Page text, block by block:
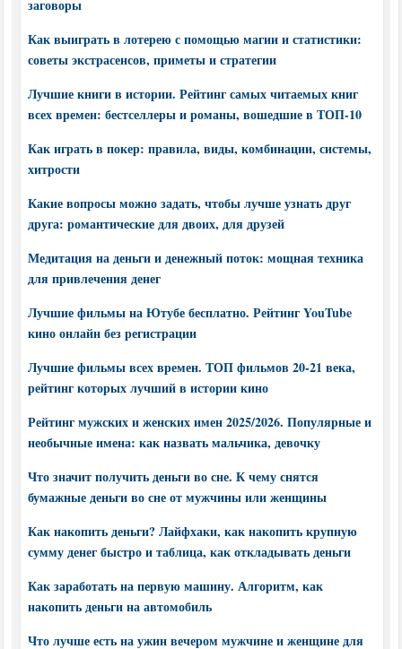
заговоры
Как выиграть в лотерею с помощью магии и статистики:
советы экстрасенсов, приметы и стратегии
Лучшие книги в истории. Рейтинг самых читаемых книг
всех времен: бестселлеры и романы, вошедшие в ТОП-10
Как играть в покер: правила, виды, комбинации, системы,
хитрости
Какие вопросы можно задать, чтобы лучше узнать друг
друга: романтические для двоих, для друзей
Медитация на деньги и денежный поток: мощная техника
для привлечения денег
Лучшие фильмы на Ютубе бесплатно. Рейтинг YouTube
кино онлайн без регистрации
Лучшие фильмы всех времен. ТОП фильмов 20-21 века,
рейтинг которых лучший в истории кино
Рейтинг мужских и женских имен 2025/2026. Популярные и
необычные имена: как назвать мальчика, девочку
Что значит получить деньги во сне. К чему снятся
бумажные деньги во сне от мужчины или женщины
Как накопить деньги? Лайфхаки, как накопить крупную
сумму денег быстро и таблица, как откладывать деньги
Как заработать на первую машину. Алгоритм, как
накопить деньги на автомобиль
Что лучше есть на ужин вечером мужчине и женщине для